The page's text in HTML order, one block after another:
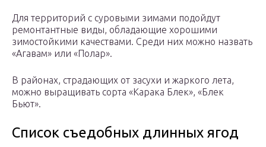
Для территорий с суровыми зимами подойдут
ремонтантные виды, обладающие хорошими
зимостойкими качествами. Среди них можно назвать
«Агавам» или «Полар».
В районах, страдающих от засухи и жаркого лета,
можно выращивать сорта «Карака Блек», «Блек
Бьют».
Список съедобных длинных ягод